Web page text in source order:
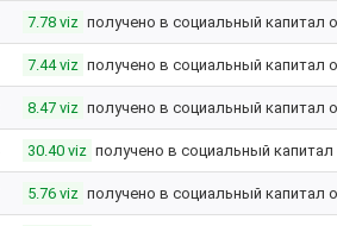
7.78 viz получено в социальный капитал
7.44 viz получено в социальный капитал
8.47 viz получено в социальный капитал
30.40 viz получено в социальный
5.76 viz получено в социальный капитал